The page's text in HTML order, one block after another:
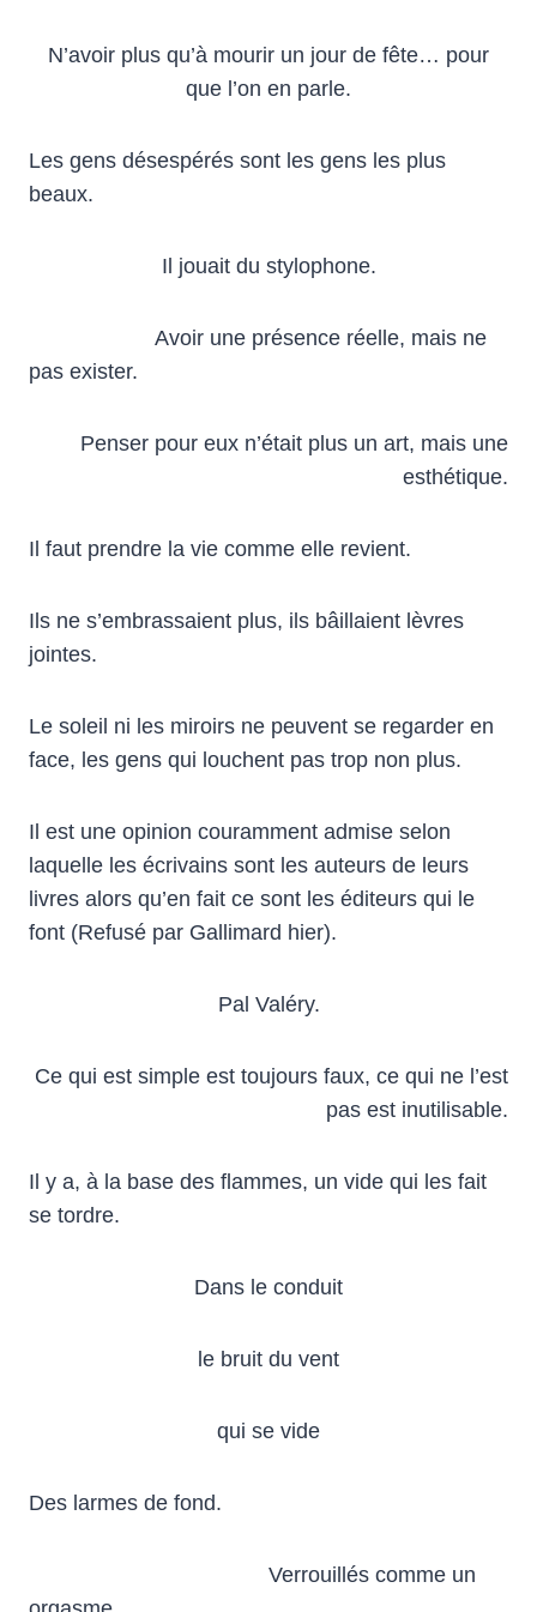
N’avoir plus qu’à mourir un jour de fête… pour
que l’on en parle.
Les gens désespérés sont les gens les plus
beaux.
Il jouait du stylophone.
Avoir une présence réelle, mais ne
pas exister.
Penser pour eux n’était plus un art, mais une
esthétique.
Il faut prendre la vie comme elle revient.
Ils ne s’embrassaient plus, ils bâillaient lèvres
jointes.
Le soleil ni les miroirs ne peuvent se regarder en
face, les gens qui louchent pas trop non plus.
Il est une opinion couramment admise selon
laquelle les écrivains sont les auteurs de leurs
livres alors qu’en fait ce sont les éditeurs qui le
font (Refusé par Gallimard hier).
Pal Valéry.
Ce qui est simple est toujours faux, ce qui ne l’est
pas est inutilisable.
Il y a, à la base des flammes, un vide qui les fait
se tordre.
Dans le conduit
le bruit du vent
qui se vide
Des larmes de fond.
Verrouillés comme un